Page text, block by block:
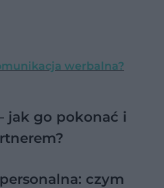
werbalna?
jak go pokonać i
czym